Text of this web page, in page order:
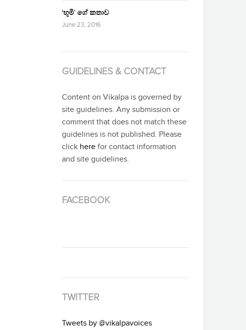
‘භූමි’ ගේ කතාව
June 23, 2016
GUIDELINES & CONTACT
Content on Vikalpa is governed by
site guidelines. Any submission or
comment that does not match these
guidelines is not published. Please
click here for contact information
and site guidelines.
FACEBOOK
TWITTER
Tweets by @vikalpavoices